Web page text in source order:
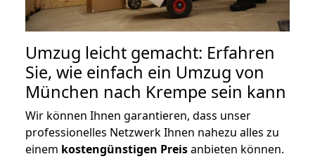
Umzug leicht gemacht: Erfahren
Sie, wie einfach ein Umzug von
München nach Krempe sein kann
Wir können Ihnen garantieren, dass unser
professionelles Netzwerk Ihnen nahezu alles zu
einem kostengünstigen Preisanbieten können.